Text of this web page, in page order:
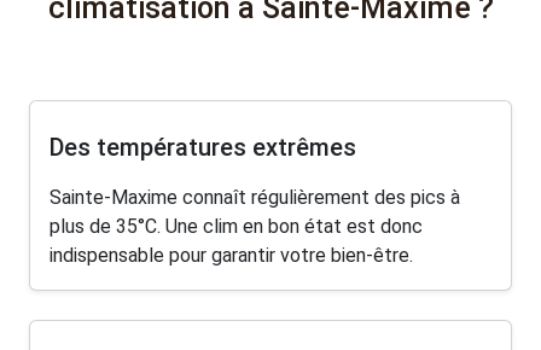
climatisation à Sainte-Maxime ?
Des températures extrêmes
Sainte-Maxime connaît régulièrement des pics à
plus de 35°C. Une clim en bon état est donc
indispensable pour garantir votre bien-être.